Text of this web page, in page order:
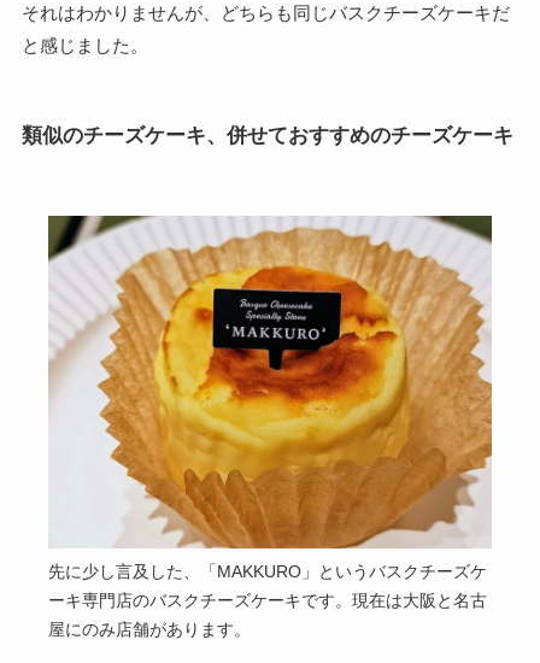
それはわかりませんが、どちらも同じバスクチーズケーキだ
と感じました。
類似のチーズケーキ、併せておすすめのチーズケーキ
先に少し言及した、「MAKKURO」というバスクチーズケ
ーキ専門店のバスクチーズケーキです。現在は大阪と名古
屋にのみ店舗があります。